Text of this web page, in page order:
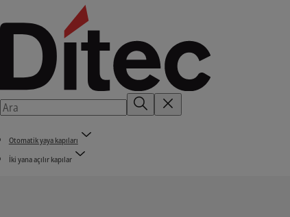
Otomatik yaya kapıları
İki yana açılır kapılar